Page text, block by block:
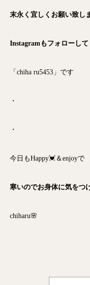
末永く宜しくお願い致し
Instagramもフォローし
「chiha ru5453」です
・
・
今日もHappy💓＆enjoyで
寒いのでお身体に気をつ
chiharu🌸